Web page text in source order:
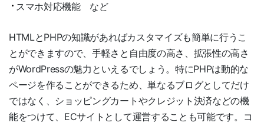
スマホ対応機能 など
HTMLとPHPの知識があればカスタマイズも簡単に行うこ
とができますので、手軽さと自由度の高さ、拡張性の高さ
がWordPressの魅力といえるでしょう。特にPHPは動的な
ページを作ることができるため、単なるブログとしてだけ
ではなく、ショッピングカートやクレジット決済などの機
能をつけて、ECサイトとして運営することも可能です。コ